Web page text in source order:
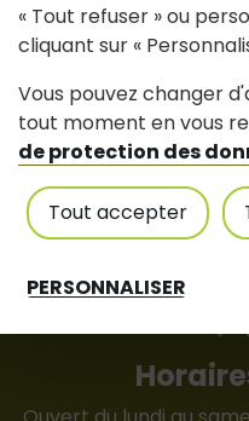
« Tout refuser » ou
cliquant sur «
Vous pouvez changer
tout moment en vous
de protection des
Tout accepter
PERSONNALISER
Mairie de
87 rue du
Tél : 02 40 72 35